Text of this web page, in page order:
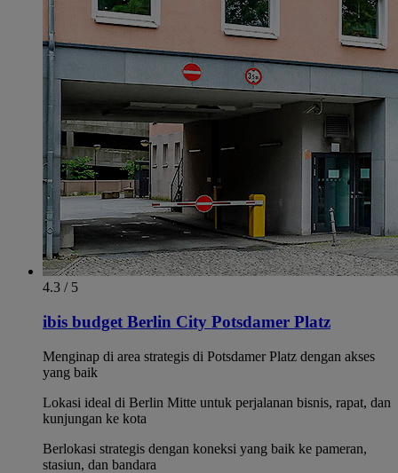
4.3 / 5
ibis budget Berlin City Potsdamer Platz
Menginap di area strategis di Potsdamer Platz dengan akses
yang baik
Lokasi ideal di Berlin Mitte untuk perjalanan bisnis, rapat, dan
kunjungan ke kota
Berlokasi strategis dengan koneksi yang baik ke pameran,
stasiun, dan bandara